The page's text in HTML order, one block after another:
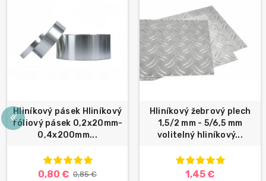
Hliníkový pásek Hliníkový
fóliový pásek 0,2x20mm-
0,4x200mm...
0,80 € 0,85 €
Hliníkový žebrový plech
1,5/2 mm - 5/6,5 mm
volitelný hliníkový...
1,45 €